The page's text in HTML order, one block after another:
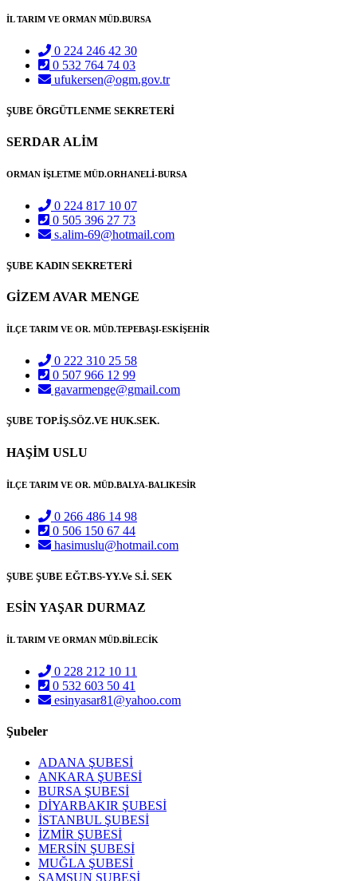
İL TARIM VE ORMAN MÜD.BURSA
0 224 246 42 30
0 532 764 74 03
ufukersen@ogm.gov.tr
ŞUBE ÖRGÜTLENME SEKRETERİ
SERDAR ALİM
ORMAN İŞLETME MÜD.ORHANELİ-BURSA
0 224 817 10 07
0 505 396 27 73
s.alim-69@hotmail.com
ŞUBE KADIN SEKRETERİ
GİZEM AVAR MENGE
İLÇE TARIM VE OR. MÜD.TEPEBAŞI-ESKİŞEHİR
0 222 310 25 58
0 507 966 12 99
gavarmenge@gmail.com
ŞUBE TOP.İŞ.SÖZ.VE HUK.SEK.
HAŞİM USLU
İLÇE TARIM VE OR. MÜD.BALYA-BALIKESİR
0 266 486 14 98
0 506 150 67 44
hasimuslu@hotmail.com
ŞUBE ŞUBE EĞT.BS-YY.Ve S.İ. SEK
ESİN YAŞAR DURMAZ
İL TARIM VE ORMAN MÜD.BİLECİK
0 228 212 10 11
0 532 603 50 41
esinyasar81@yahoo.com
Şubeler
ADANA ŞUBESİ
ANKARA ŞUBESİ
BURSA ŞUBESİ
DİYARBAKIR ŞUBESİ
İSTANBUL ŞUBESİ
İZMİR ŞUBESİ
MERSİN ŞUBESİ
MUĞLA ŞUBESİ
SAMSUN ŞUBESİ